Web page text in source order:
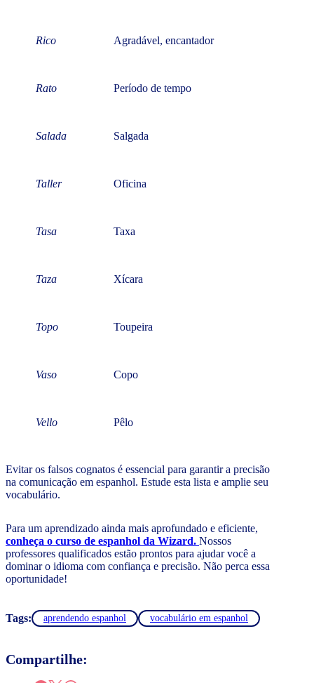
Rico Agradável, encantador
Rato Período de tempo
Salada Salgada
Taller Oficina
Tasa Taxa
Taza Xícara
Topo Toupeira
Vaso Copo
Vello Pêlo
Evitar os falsos cognatos é essencial para garantir a precisão
na comunicação em espanhol. Estude esta lista e amplie seu
vocabulário.
Para um aprendizado ainda mais aprofundado e eficiente,
conheça o curso de espanhol da Wizard. Nossos
professores qualificados estão prontos para ajudar você a
dominar o idioma com confiança e precisão. Não perca essa
oportunidade!
Tags: aprendendo espanhol vocabulário em espanhol
Compartilhe: